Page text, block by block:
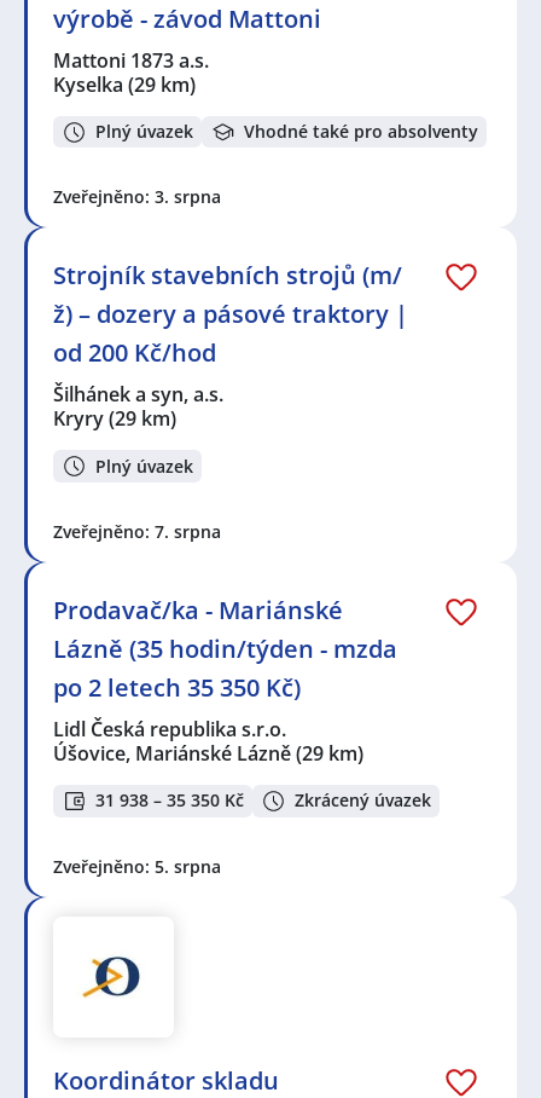
výrobě - závod Mattoni
Mattoni 1873 a.s.
Kyselka (29 km)
Plný úvazek Vhodné také pro absolventy
Zveřejněno: 3. srpna
Strojník stavebních strojů (m/
ž) – dozery a pásové traktory |
od 200 Kč/hod
Šilhánek a syn, a.s.
Kryry(29 km)
Plný úvazek
Zveřejněno: 7. srpna
Prodavač/ka - Mariánské
Lázně (35 hodin/týden - mzda
po 2 letech 35 350 Kč)
Lidl Česká republika s.r.o.
Úšovice, Mariánské Lázně(29 km)
31 938 – 35 350 Kč Zkrácený úvazek
Zveřejněno: 5. srpna
Koordinátor skladu